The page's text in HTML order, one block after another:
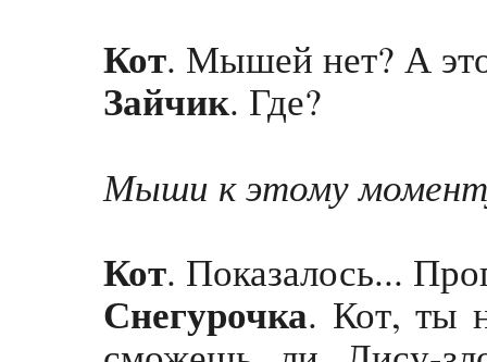
Кот. Мышей нет? А
Зайчик. Где?
Мыши к этому
Кот. Показалось...
Снегурочка. Кот, ты